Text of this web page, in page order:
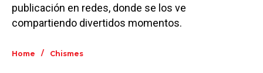
publicación en redes, donde se los ve
compartiendo divertidos momentos.
Home / Chismes